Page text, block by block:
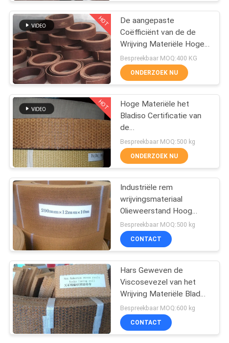
FABRIEKSREIS
KWALITEITSCONTROLE
CONTACTEER
ONS
VERZOEK
OM EEN
CITAAT
SITEMAP
PRIVACY
POLICY
De Voering van het
rembroodje
23
Geweven
Remvoeringsbroodje
25
Remblokmateriaal
32
HOT
De aangepaste
Coëfficiënt van de de
Wrijving Materiële Hoge
Wrijving van het Grootte
niet Asbest
Bespreekbaar MOQ:400 KG
ONDERZOEK NU
HOT
Hoge Materiële het
Bladiso Certificatie van
de
Schokweerstandwrijving
Bespreekbaar MOQ:500 kg
ONDERZOEK NU
Industriële rem
wrijvingsmateriaal
Olieweerstand Hoog
wrijvingsbladmateriaal
Bespreekbaar MOQ:500 kg
CONTACT
Hars Geweven de
Viscosevezel van het
Wrijving Materiële Blad
met Messingsdraden
Bespreekbaar MOQ:600 kg
CONTACT